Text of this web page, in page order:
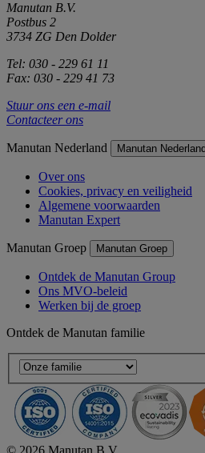
Manutan B.V.
Postbus 2
3734 ZG Den Dolder
Tel: 030 - 229 61 11
Fax: 030 - 229 41 73
Stuur ons een e-mail
Contacteer ons
Manutan Nederland Manutan Nederland
Over ons
Cookies, privacy en veiligheid
Algemene voorwaarden
Manutan Expert
Manutan Groep Manutan Groep
Ontdek de Manutan Group
Ons MVO-beleid
Werken bij de groep
Ontdek de Manutan familie
© 2026 Manutan B.V.